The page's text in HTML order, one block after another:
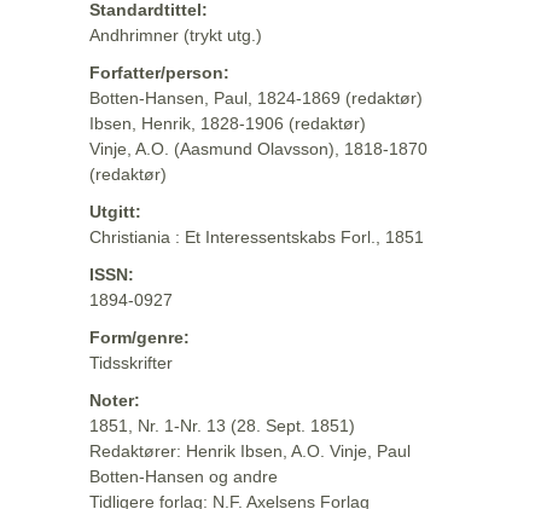
Standardtittel:
Andhrimner (trykt utg.)
Forfatter/person:
Botten-Hansen, Paul, 1824-1869 (redaktør)
Ibsen, Henrik, 1828-1906 (redaktør)
Vinje, A.O. (Aasmund Olavsson), 1818-1870
(redaktør)
Utgitt:
Christiania : Et Interessentskabs Forl., 1851
ISSN:
1894-0927
Form/genre:
Tidsskrifter
Noter:
1851, Nr. 1-Nr. 13 (28. Sept. 1851)
Redaktører: Henrik Ibsen, A.O. Vinje, Paul
Botten-Hansen og andre
Tidligere forlag: N.F. Axelsens Forlag